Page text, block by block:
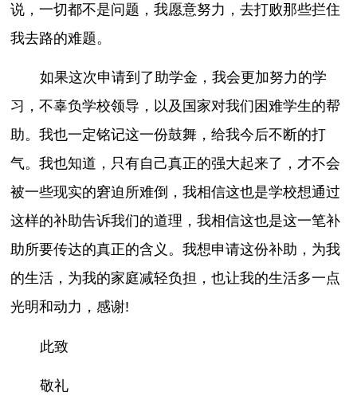
说，一切都不是问题，我愿意努力，去打败那些拦住
我去路的难题。
如果这次申请到了助学金，我会更加努力的学
习，不辜负学校领导，以及国家对我们困难学生的帮
助。我也一定铭记这一份鼓舞，给我今后不断的打
气。我也知道，只有自己真正的强大起来了，才不会
被一些现实的窘迫所难倒，我相信这也是学校想通过
这样的补助告诉我们的道理，我相信这也是这一笔补
助所要传达的真正的含义。我想申请这份补助，为我
的生活，为我的家庭减轻负担，也让我的生活多一点
光明和动力，感谢!
此致
敬礼